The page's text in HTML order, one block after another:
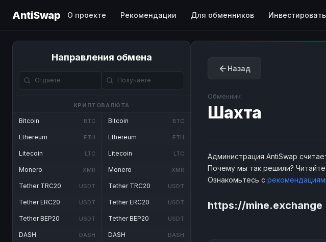
AntiSwap О проекте Рекомендации Для обменников Инвестировать
Направления обмена
КРИПТОВАЛЮТА
Bitcoin BTC
Ethereum ETH
Litecoin LTC
Monero XMR
Tether TRC20 USDT
Tether ERC20 USDT
Tether BEP20 USDT
DASH DASH
Bitcoin BTC
Ethereum ETH
Litecoin LTC
Monero XMR
Tether TRC20 USDT
Tether ERC20 USDT
Tether BEP20 USDT
DASH DASH
Назад
Обменник
Шахта
Администрация AntiSwap
Почему мы так решили?
Ознакомьтесь с
https://mine.exchange